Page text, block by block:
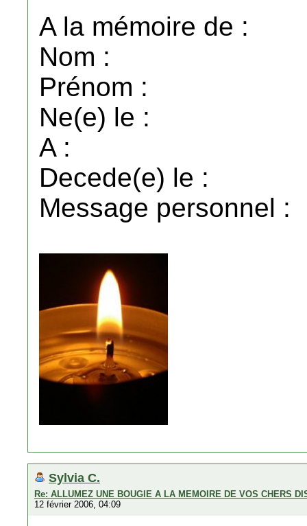
A la mémoire de :
Nom :
Prénom :
Ne(e) le :
A :
Decede(e) le :
Message personnel :
Sylvia C.
Re: ALLUMEZ UNE BOUGIE A LA MEMOIRE DE VOS CHERS
12 février 2006, 04:09